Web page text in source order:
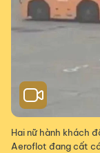
Hai nữ hành khách
Aeroflot đang cất